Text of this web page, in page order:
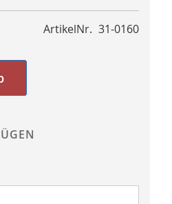
ArtikelNr. 31-0160